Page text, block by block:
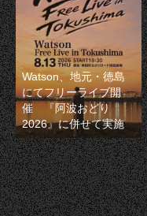
Watson、地元・徳島
にてフリーライブ開
催 『阿波おどり
2026』に併せて実施